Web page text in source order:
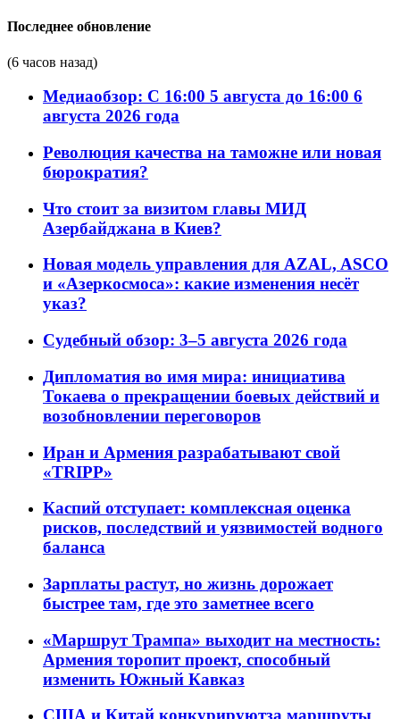
Последнее обновление
(6 часов назад)
Медиаобзор: С 16:00 5 августа до 16:00 6
августа 2026 года
Революция качества на таможне или новая
бюрократия?
Что стоит за визитом главы МИД
Азербайджана в Киев?
Новая модель управления для AZAL, ASCO
и «Азеркосмоса»: какие изменения несёт
указ?
Судебный обзор: 3–5 августа 2026 года
Дипломатия во имя мира: инициатива
Токаева о прекращении боевых действий и
возобновлении переговоров
Иран и Армения разрабатывают свой
«TRIPP»
Каспий отступает: комплексная оценка
рисков, последствий и уязвимостей водного
баланса
Зарплаты растут, но жизнь дорожает
быстрее там, где это заметнее всего
«Маршрут Трампа» выходит на местность:
Армения торопит проект, способный
изменить Южный Кавказ